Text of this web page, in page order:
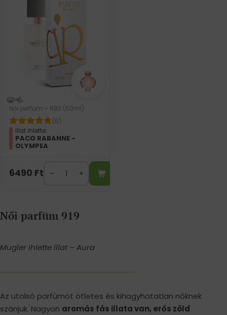
Női parfüm – 892 (50ml)
(8)
Illat ihlette:
PACO RABANNE -
OLYMPEA
6490 Ft
Női parfüm 919
Mugler ihlette illat – Aura
Az utolsó parfümöt ötletes és kihagyhatatlan nőknek
szánjuk. Nagyon aromás fás illata van, erős zöld